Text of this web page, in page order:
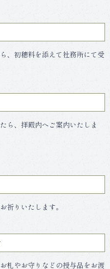
、初穂料を添えて社務所にて受
ら、拝殿内へご案内いたしま
祈りいたします。
札やお守りなどの授与品をお渡